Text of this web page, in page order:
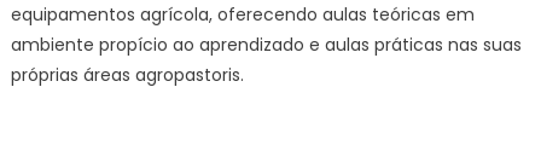
equipamentos agrícola, oferecendo aulas teóricas em
ambiente propício ao aprendizado e aulas práticas nas suas
próprias áreas agropastoris.